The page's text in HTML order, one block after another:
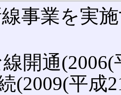
事業を実
開通(2006(
(2009(平成